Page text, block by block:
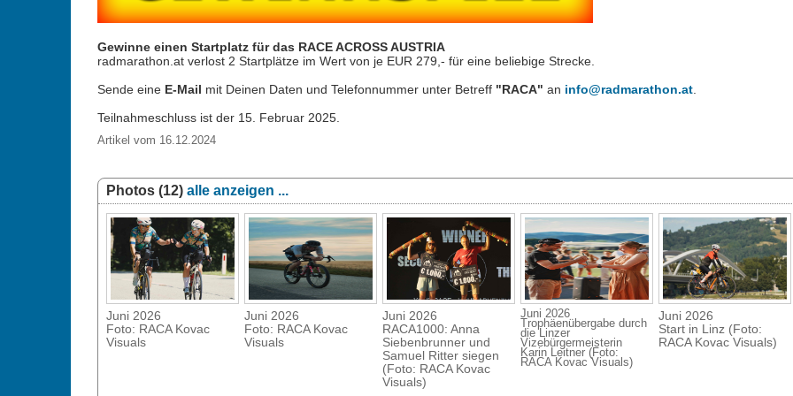
Gewinne einen Startplatz für das RACE ACROSS AUSTRIA
radmarathon.at verlost 2 Startplätze im Wert von je EUR 279,- für eine beliebige Strecke.
Sende eine E-Mail mit Deinen Daten und Telefonnummer unter Betreff "RACA" an info@radmarathon.at.
Teilnahmeschluss ist der 15. Februar 2025.
Artikel vom 16.12.2024
Photos (12) alle anzeigen ...
Juni 2026
Foto: RACA Kovac
Visuals
Juni 2026
Foto: RACA Kovac
Visuals
Juni 2026
RACA1000: Anna
Siebenbrunner und
Samuel Ritter siegen
(Foto: RACA Kovac
Visuals)
Juni 2026
Trophäenübergabe durch
die Linzer
Vizebürgermeisterin
Karin Leitner (Foto:
RACA Kovac Visuals)
Juni 2026
Start in Linz (Foto:
RACA Kovac Visuals)